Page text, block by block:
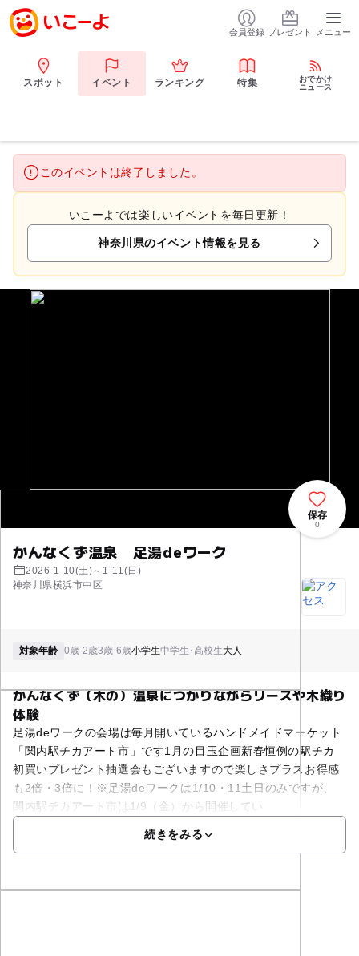
会員登録 プレゼント メニュー
スポット イベント ランキング 特集
おでかけ
ニュース
このイベントは終了しました。
いこーよでは楽しいイベントを毎日更新！
神奈川県のイベント情報を見る
かんなくず温泉 足湯deワーク
2026-1-10(土)～1-11(日)
神奈川県横浜市中区
保存
0
対象年齢 0歳-2歳3歳-6歳小学生中学生･高校生大人
かんなくず（木の）温泉につかりながらリースや木織り
体験
足湯deワークの会場は毎月開いているハンドメイドマーケット
「関内駅チカアート市」です1月の目玉企画新春恒例の駅チカ
初買いプレゼント抽選会もございますので楽しさプラスお得感
も2倍・3倍に！※足湯deワークは1/10・11土日のみですが、
関内駅チカアート市は1/9（金）から開催してい
続きをみる